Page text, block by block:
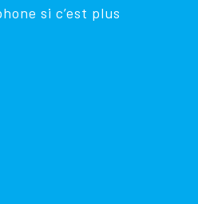
si c’est plus